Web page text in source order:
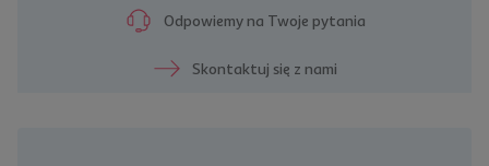
Odpowiemy na Twoje pytania
Skontaktuj się z nami